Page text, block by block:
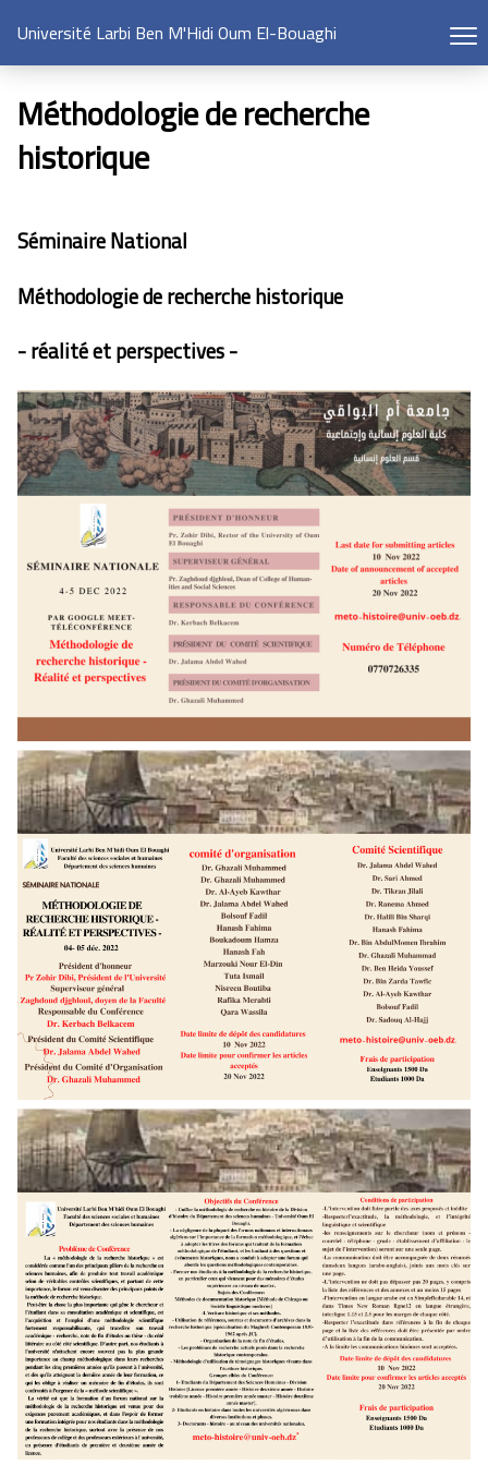
Université Larbi Ben M'Hidi Oum El-Bouaghi
Méthodologie de recherche
historique
Séminaire National
Méthodologie de recherche historique
- réalité et perspectives -